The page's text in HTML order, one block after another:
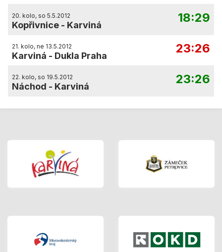
20. kolo, so 5.5.2012
Kopřivnice - Karviná
18:29
21. kolo, ne 13.5.2012
Karviná - Dukla Praha
23:26
22. kolo, so 19.5.2012
Náchod - Karviná
23:26